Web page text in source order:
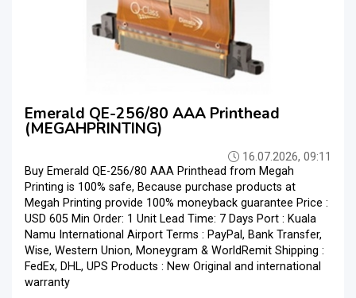
Emerald QE-256/80 AAA Printhead
(MEGAHPRINTING)
16.07.2026, 09:11
Buy Emerald QE-256/80 AAA Printhead from Megah
Printing is 100% safe, Because purchase products at
Megah Printing provide 100% moneyback guarantee Price :
USD 605 Min Order: 1 Unit Lead Time: 7 Days Port : Kuala
Namu International Airport Terms : PayPal, Bank Transfer,
Wise, Western Union, Moneygram & WorldRemit Shipping :
FedEx, DHL, UPS Products : New Original and international
warranty